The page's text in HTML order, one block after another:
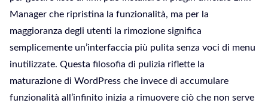
Manager che ripristina la funzionalità, ma per la
maggioranza degli utenti la rimozione significa
semplicemente un’interfaccia più pulita senza voci di menu
inutilizzate. Questa filosofia di pulizia riflette la
maturazione di WordPress che invece di accumulare
funzionalità all’infinito inizia a rimuovere ciò che non serve